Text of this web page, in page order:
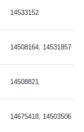
14533152
14508164, 14531857
14508821
14675418, 14503506